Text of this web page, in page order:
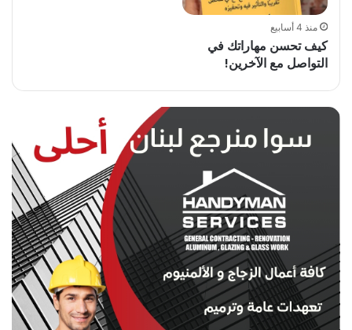
منذ 4 أسابيع
كيف تحسن مهاراتك في
التواصل مع الآخرين!